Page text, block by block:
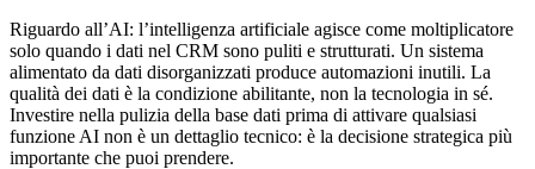
Riguardo all’AI: l’intelligenza artificiale agisce come moltiplicatore
solo quando i dati nel CRM sono puliti e strutturati. Un sistema
alimentato da dati disorganizzati produce automazioni inutili. La
qualità dei dati è la condizione abilitante, non la tecnologia in sé.
Investire nella pulizia della base dati prima di attivare qualsiasi
funzione AI non è un dettaglio tecnico: è la decisione strategica più
importante che puoi prendere.